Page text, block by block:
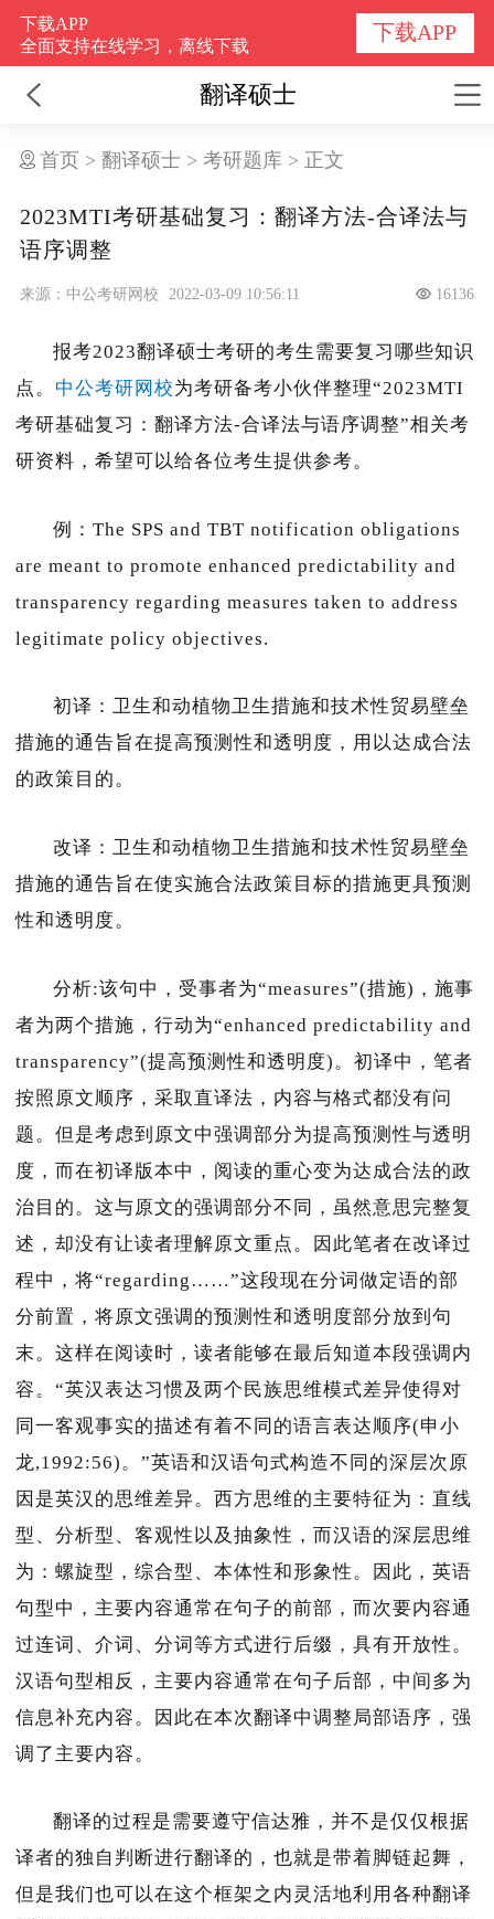
下载APP
全面支持在线学习，离线下载
下载APP
翻译硕士
首页 > 翻译硕士 > 考研题库 > 正文
2023MTI考研基础复习：翻译方法-合译法与
语序调整
来源：中公考研网校 2022-03-09 10:56:11 16136
报考2023翻译硕士考研的考生需要复习哪些知识
点。 中公考研网校为考研备考小伙伴整理“2023MTI
考研基础复习：翻译方法-合译法与语序调整”相关考
研资料，希望可以给各位考生提供参考。
例：The SPS and TBT notification obligations
are meant to promote enhanced predictability and
transparency regarding measures taken to address
legitimate policy objectives.
初译：卫生和动植物卫生措施和技术性贸易壁垒
措施的通告旨在提高预测性和透明度，用以达成合法
的政策目的。
改译：卫生和动植物卫生措施和技术性贸易壁垒
措施的通告旨在使实施合法政策目标的措施更具预测
性和透明度。
分析:该句中，受事者为“measures”(措施)，施事
者为两个措施，行动为“enhanced predictability and
transparency”(提高预测性和透明度)。初译中，笔者
按照原文顺序，采取直译法，内容与格式都没有问
题。但是考虑到原文中强调部分为提高预测性与透明
度，而在初译版本中，阅读的重心变为达成合法的政
治目的。这与原文的强调部分不同，虽然意思完整复
述，却没有让读者理解原文重点。因此笔者在改译过
程中，将“regarding……”这段现在分词做定语的部
分前置，将原文强调的预测性和透明度部分放到句
末。这样在阅读时，读者能够在最后知道本段强调内
容。“英汉表达习惯及两个民族思维模式差异使得对
同一客观事实的描述有着不同的语言表达顺序(申小
龙,1992:56)。”英语和汉语句式构造不同的深层次原
因是英汉的思维差异。西方思维的主要特征为：直线
型、分析型、客观性以及抽象性，而汉语的深层思维
为：螺旋型，综合型、本体性和形象性。因此，英语
句型中，主要内容通常在句子的前部，而次要内容通
过连词、介词、分词等方式进行后缀，具有开放性。
汉语句型相反，主要内容通常在句子后部，中间多为
信息补充内容。因此在本次翻译中调整局部语序，强
调了主要内容。
翻译的过程是需要遵守信达雅，并不是仅仅根据
译者的独自判断进行翻译的，也就是带着脚链起舞，
但是我们也可以在这个框架之内灵活地利用各种翻译